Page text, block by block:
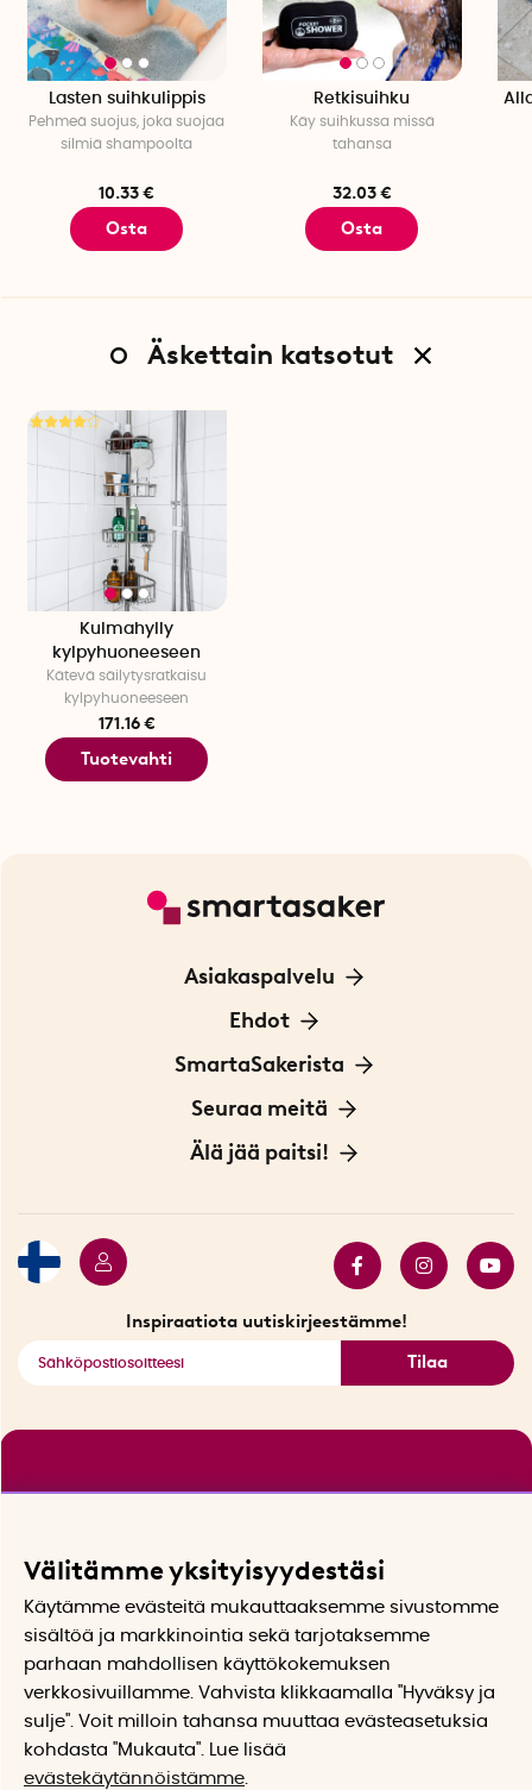
Lasten suihkulippis
Pehmeä suojus, joka suojaa
silmiä shampoolta
10.33 €
Osta
Retkisuihku
Käy suihkussa missä
tahansa
32.03 €
Osta
Äskettain katsotut
Kulmahylly
kylpyhuoneeseen
Kätevä säilytysratkaisu
kylpyhuoneeseen
171.16 €
Tuotevahti
Asiakaspalvelu
Ota yhteyttä
Ehdot
Tietoa evästeistä
Yksityisyydensuoja
Sopimusehdot
SmartaSakerista
Meistä
Myymälä Tukholmassa
Seuraa meitä
Innovaattoriblogi
Älä jää paitsi!
Inspiraatiota uutiskirjeestämme!
Tilaa
Välitämme yksityisyydestäsi
Käytämme evästeitä mukauttaaksemme sivustomme
sisältöä ja markkinointia sekä tarjotaksemme
parhaan mahdollisen käyttökokemuksen
verkkosivuillamme. Vahvista klikkaamalla "Hyväksy ja
sulje". Voit milloin tahansa muuttaa evästeasetuksia
kohdasta "Mukauta". Lue lisää
evästekäytännöistämme